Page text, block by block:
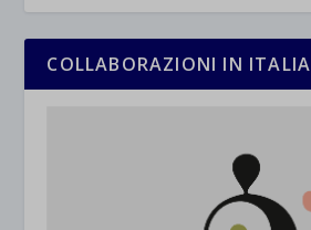
COLLABORAZIONI IN ITALIA